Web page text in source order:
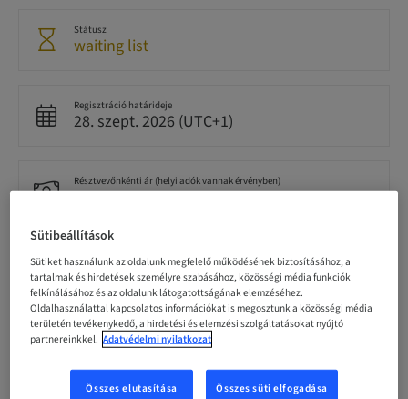
Státusz
waiting list
Regisztráció határideje
28. szept. 2026 (UTC+1)
Résztvevőnkénti ár (helyi adók vannak érvényben)
EUR 159.00
Nyelv
Dutch
Pontok
0.00 Pontok
Sütibeállítások
Sütiket használunk az oldalunk megfelelő működésének biztosításához, a
tartalmak és hirdetések személyre szabásához, közösségi média funkciók
felkínálásához és az oldalunk látogatottságának elemzéséhez.
Oldalhasználattal kapcsolatos információkat is megosztunk a közösségi média
területén tevékenykedő, a hirdetési és elemzési szolgáltatásokat nyújtó
partnereinkkel. Adatvédelmi nyilatkozat
Összes elutasítása Összes süti elfogadása